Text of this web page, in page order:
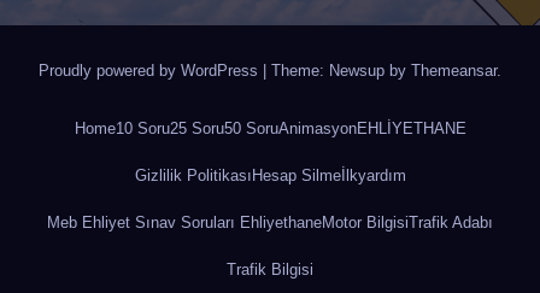
Proudly powered by WordPress Theme: Newsup by Themeansar.
Home10 Soru25 Soru50 SoruAnimasyonEHLİYETHANE
Gizlilik Politikası Hesap Silmeİlkyardım
Meb Ehliyet Sınav Soruları EhliyethaneMotor BilgisiTrafik Adabı
Trafik Bilgisi